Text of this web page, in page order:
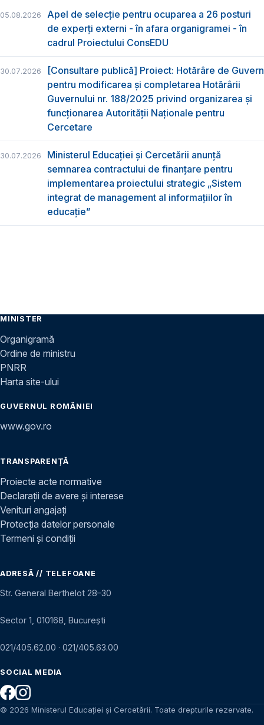
05.08.2026
Apel de selecție pentru ocuparea a 26 posturi
de experți externi - în afara organigramei - în
cadrul Proiectului ConsEDU
30.07.2026
[Consultare publică] Proiect: Hotărâre de Guvern
pentru modificarea și completarea Hotărârii
Guvernului nr. 188/2025 privind organizarea şi
funcţionarea Autorităţii Naţionale pentru
Cercetare
30.07.2026
Ministerul Educației și Cercetării anunță
semnarea contractului de finanțare pentru
implementarea proiectului strategic „Sistem
integrat de management al informațiilor în
educație”
MINISTER
Organigramă
Ordine de ministru
PNRR
Harta site-ului
GUVERNUL ROMÂNIEI
www.gov.ro
TRANSPARENȚĂ
Proiecte acte normative
Declarații de avere și interese
Venituri angajați
Protecția datelor personale
Termeni și condiții
ADRESĂ // TELEFOANE
Str. General Berthelot 28–30
Sector 1, 010168, București
021/405.62.00 · 021/405.63.00
SOCIAL MEDIA
© 2026 Ministerul Educației și Cercetării. Toate drepturile rezervate.